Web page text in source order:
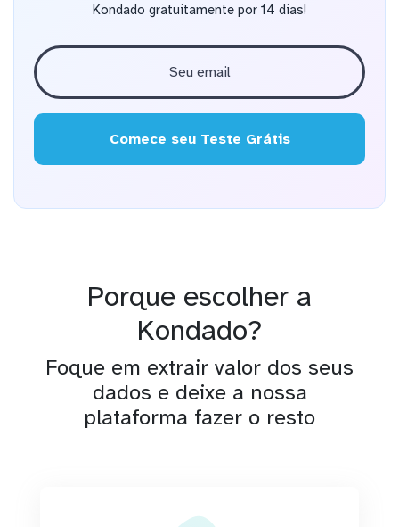
Kondado gratuitamente por 14 dias!
Comece seu Teste Grátis
Porque escolher a
Kondado?
Foque em extrair valor dos seus
dados e deixe a nossa
plataforma fazer o resto